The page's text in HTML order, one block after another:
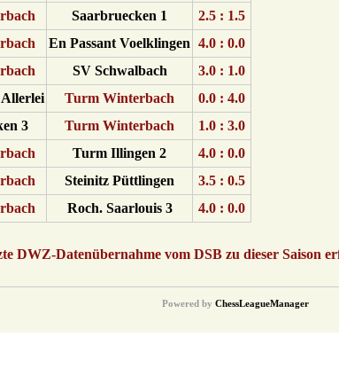
Saarbruecken 1
2.5 : 1.5
En Passant Voelklingen 4.0 : 0.0
SV Schwalbach
3.0 : 1.0
Allerlei Turm Winterbach
0.0 : 4.0
3 Turm Winterbach
1.0 : 3.0
Turm Illingen 2
4.0 : 0.0
Steinitz Püttlingen
3.5 : 0.5
Roch. Saarlouis 3 4.0 : 0.0
DWZ-Datenübernahme vom DSB zu dieser Saison
Powered by ChessLeagueManager